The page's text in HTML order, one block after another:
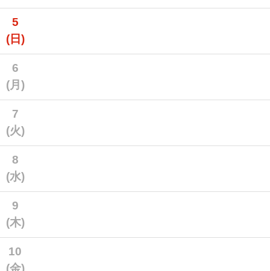
5
(日)
6
(月)
7
(火)
8
(水)
9
(木)
10
(金)